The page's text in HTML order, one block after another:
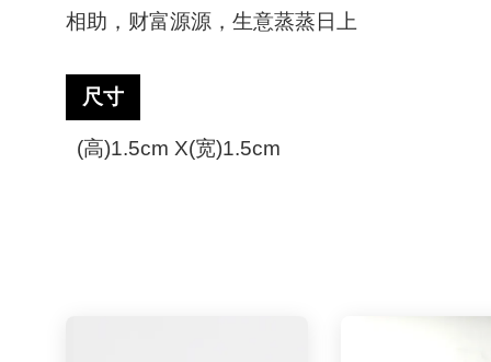
相助，财富源源，生意蒸蒸日上
尺寸
(高)1.5cm X(宽)1.5cm